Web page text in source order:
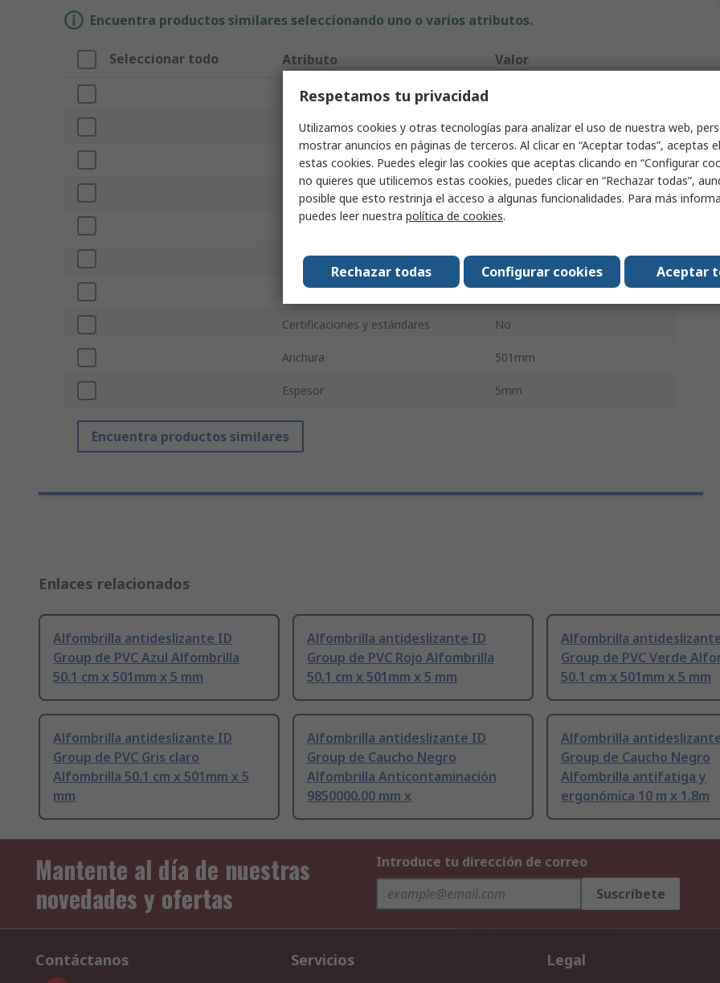
Encuentra productos similares seleccionando uno o varios atributos.
Seleccionar todo Atributo Valor
Marca
Tipo de producto Alfombrilla antideslizante
Tipo Sub Alfombrilla
Material PVC
Tipo de superficie Antideslizamiento
Color Gris oscuro
Longitud 50.1cm
Certificaciones y estándares No
Anchura 501mm
Espesor 5mm
Encuentra productos similares
Enlaces relacionados
Alfombrilla antideslizante ID
Group de PVC Azul Alfombrilla
50.1 cm x 501mm x 5 mm
Alfombrilla antideslizante ID
Group de PVC Rojo Alfombrilla
50.1 cm x 501mm x 5 mm
Alfombrilla
Group de PVC Verde
50.1 cm x 501mm x 5 mm
Alfombrilla antideslizante ID
Group de PVC Gris claro
Alfombrilla 50.1 cm x 501mm x 5
mm
Alfombrilla antideslizante ID
Group de Caucho Negro
Alfombrilla Anticontaminación
9850000.00 mm x
Alfombrilla
Group de Caucho Negro
Alfombrilla antifatiga y
ergonómica 10 m x 1.8m
Mantente al día de nuestras
novedades y ofertas
Introduce tu dirección de correo
Suscríbete
Contáctanos Servicios Legal
Respetamos tu privacidad
Utilizamos cookies y otras tecnologías para analizar el uso de nuestra web,
mostrar anuncios en páginas de terceros. Al clicar en “Aceptar todas”, aceptas
estas cookies. Puedes elegir las cookies que aceptas clicando en “Configurar
no quieres que utilicemos estas cookies, puedes clicar en “Rechazar todas”,
posible que esto restrinja el acceso a algunas funcionalidades. Para más
puedes leer nuestra política de cookies.
Aceptar
Configurar cookies
Rechazar todas